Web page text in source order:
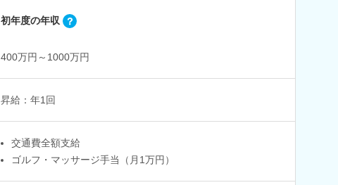
初年度の年収
400万円～1000万円
昇給：年1回
交通費全額支給
ゴルフ・マッサージ手当（月1万円）